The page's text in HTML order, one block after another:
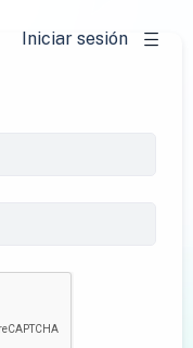
Iniciar sesión